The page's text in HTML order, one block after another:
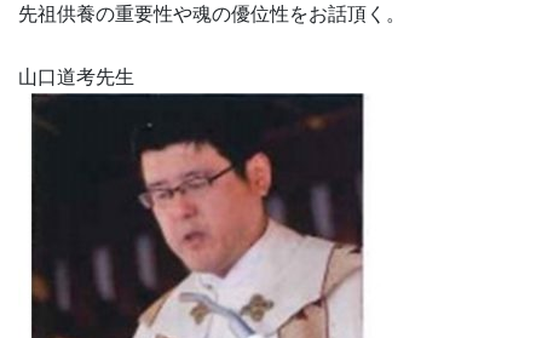
先祖供養の重要性や魂の優位性をお話頂く。
山口道考先生